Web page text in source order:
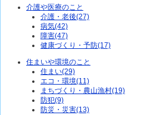
介護や医療のこと
介護・老後(27)
病気(42)
障害(47)
健康づくり・予防(17)
住まいや環境のこと
住まい(29)
エコ・環境(11)
まちづくり・農山漁村(19)
防犯(9)
防災・災害(13)